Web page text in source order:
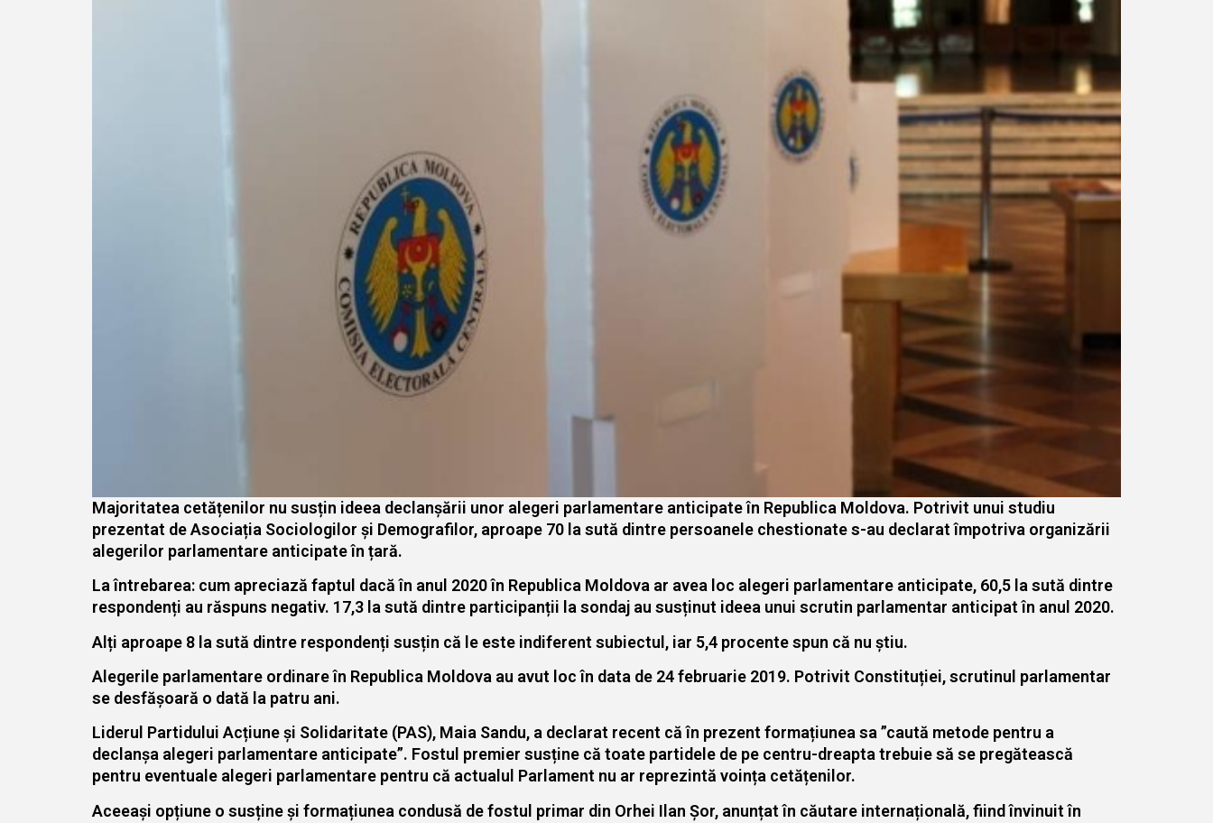
Majoritatea cetățenilor nu susțin ideea declanșării unor alegeri parlamentare anticipate în Republica Moldova. Potrivit unui studiu
prezentat de Asociația Sociologilor și Demografilor, aproape 70 la sută dintre persoanele chestionate s-au declarat împotriva organizării
alegerilor parlamentare anticipate în țară.
La întrebarea: cum apreciază faptul dacă în anul 2020 în Republica Moldova ar avea loc alegeri parlamentare anticipate, 60,5 la sută dintre
respondenți au răspuns negativ. 17,3 la sută dintre participanții la sondaj au susținut ideea unui scrutin parlamentar anticipat în anul 2020.
Alți aproape 8 la sută dintre respondenți susțin că le este indiferent subiectul, iar 5,4 procente spun că nu știu.
Alegerile parlamentare ordinare în Republica Moldova au avut loc în data de 24 februarie 2019. Potrivit Constituției, scrutinul parlamentar
se desfășoară o dată la patru ani.
Liderul Partidului Acțiune și Solidaritate (PAS), Maia Sandu, a declarat recent că în prezent formațiunea sa ”caută metode pentru a
declanșa alegeri parlamentare anticipate”. Fostul premier susține că toate partidele de pe centru-dreapta trebuie să se pregătească
pentru eventuale alegeri parlamentare pentru că actualul Parlament nu ar reprezintă voința cetățenilor.
Aceeași opțiune o susține și formațiunea condusă de fostul primar din Orhei Ilan Șor, anunțat în căutare internațională, fiind învinuit în